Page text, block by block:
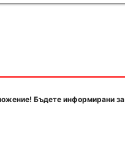
Бъдете информирани за